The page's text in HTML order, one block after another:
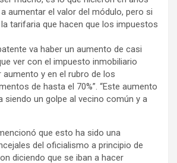
aumentar el valor del módulo, pero si
tarifaria que hacen que los impuestos
va haber un aumento de casi
ver con el impuesto inmobiliario
aumento y en el rubro de los
de hasta el 70%”. “Este aumento
siendo un golpe al vecino común y a
que esto ha sido una
del oficialismo a principio de
diciendo que se iban a hacer